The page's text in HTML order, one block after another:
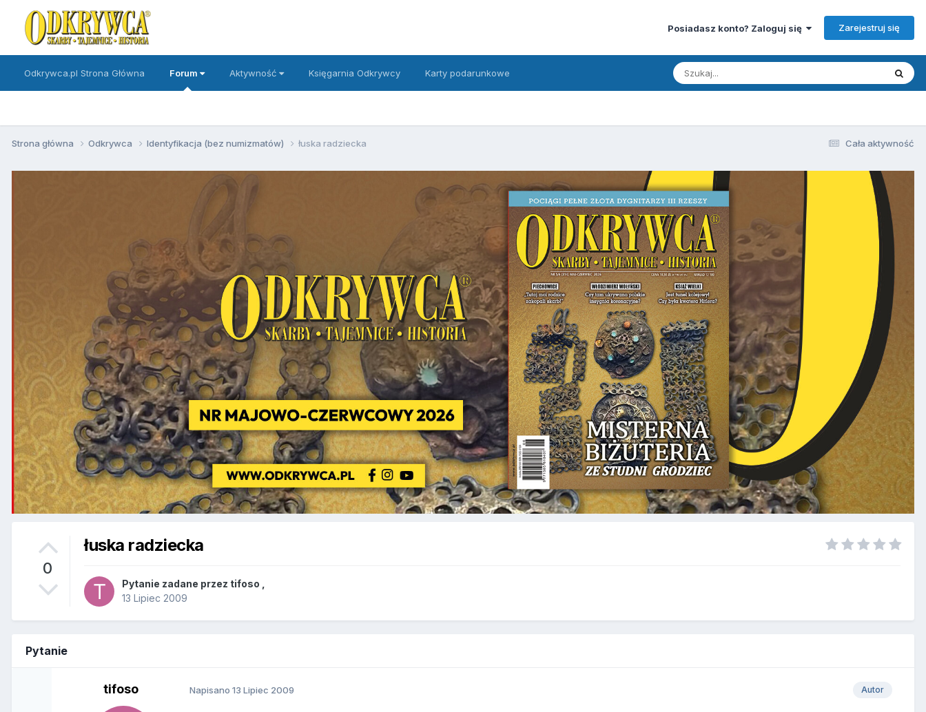
Posiadasz konto? Zaloguj się Zarejestruj się
Odkrywca.pl Strona Główna Forum Aktywność Księgarnia Odkrywcy Karty podarunkowe
Cała aktywność
Strona główna Odkrywca Identyfikacja (bez numizmatów) łuska radziecka
0
łuska radziecka
Pytanie zadane przez tifoso
13 Lipiec 2009
Pytanie
tifoso Autor
Napisano13 Lipiec 2009